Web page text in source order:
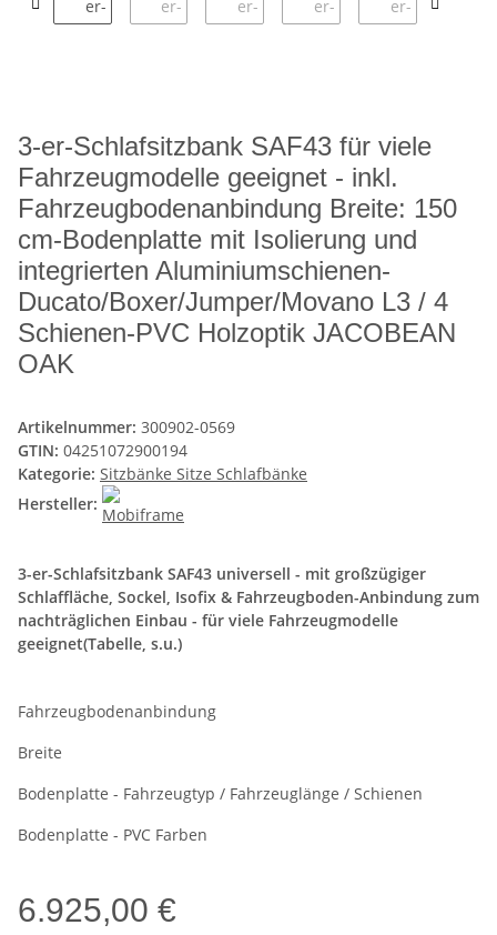
3-er-Schlafsitzbank SAF43 für viele
Fahrzeugmodelle geeignet - inkl.
Fahrzeugbodenanbindung Breite: 150
cm-Bodenplatte mit Isolierung und
integrierten Aluminiumschienen-
Ducato/Boxer/Jumper/Movano L3 / 4
Schienen-PVC Holzoptik JACOBEAN
OAK
Artikelnummer: 300902-0569
GTIN: 04251072900194
Kategorie: Sitzbänke Sitze Schlafbänke
Hersteller:
3-er-Schlafsitzbank SAF43 universell - mit großzügiger
Schlaffläche, Sockel, Isofix & Fahrzeugboden-Anbindung zum
nachträglichen Einbau - für viele Fahrzeugmodelle
geeignet(Tabelle, s.u.)
Fahrzeugbodenanbindung
Breite
Bodenplatte - Fahrzeugtyp / Fahrzeuglänge / Schienen
Bodenplatte - PVC Farben
6.925,00 €